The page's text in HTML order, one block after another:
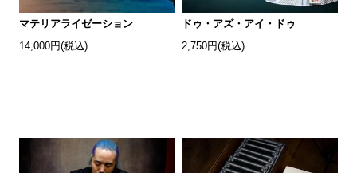
マテリアライゼーション
14,000円(税込)
ドゥ・アズ・アイ・ドゥ
2,750円(税込)